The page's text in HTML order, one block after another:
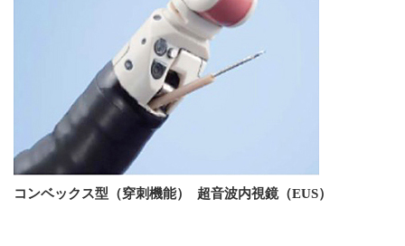
コンベックス型（穿刺機能） 超音波内視鏡（EUS）